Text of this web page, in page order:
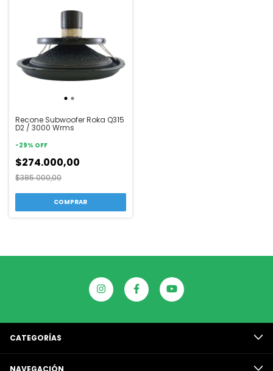
Recone Subwoofer Roka Q315
D2 / 3000 Wrms
-29% OFF
$274.000,00
$385.000,00
CATEGORÍAS
NAVEGACIÓN